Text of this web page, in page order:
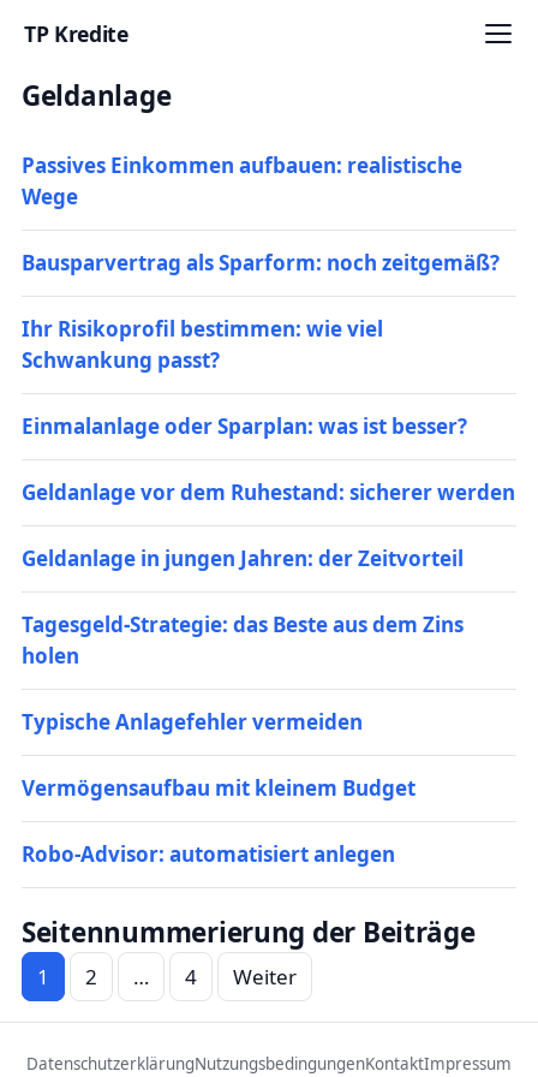
TP Kredite
Startseite
Kredite
Ratgeber
Kreditkarten
Girokonto
Versicherung
Baufinanzierung
Geldanlage
Passives Einkommen aufbauen: realistische
Wege
Bausparvertrag als Sparform: noch zeitgemäß?
Ihr Risikoprofil bestimmen: wie viel
Schwankung passt?
Einmalanlage oder Sparplan: was ist besser?
Geldanlage vor dem Ruhestand: sicherer werden
Geldanlage in jungen Jahren: der Zeitvorteil
Tagesgeld-Strategie: das Beste aus dem Zins
holen
Typische Anlagefehler vermeiden
Vermögensaufbau mit kleinem Budget
Robo-Advisor: automatisiert anlegen
Seitennummerierung der Beiträge
1 2 … 4 Weiter
DatenschutzerklärungNutzungsbedingungenKontaktImpressum